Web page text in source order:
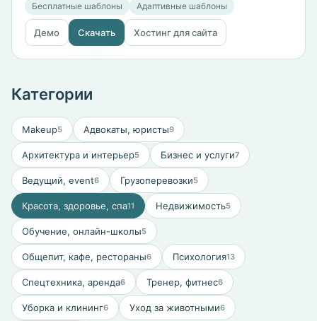
Бесплатные шаблоны Адаптивные шаблоны
Демо Скачать Хостинг для сайта
Категории
Makeup5 Адвокаты, юристы9
Архитектура и интерьер5 Бизнес и услуги7
Ведущий, event6 Грузоперевозки5
Красота, здоровье, спа11 Недвижимость5
Обучение, онлайн-школы5
Общепит, кафе, рестораны6 Психология13
Спецтехника, аренда6 Тренер, фитнес6
Уборка и клининг6 Уход за животными6